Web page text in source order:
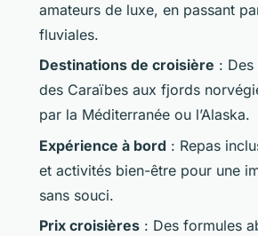
amateurs de luxe, en passant
fluviales.
Destinations de croisière : Des
des Caraïbes aux fjords
par la Méditerranée ou l’Alaska.
Expérience à bord : Repas
et activités bien-être pour une
sans souci.
Prix croisières : Des formules